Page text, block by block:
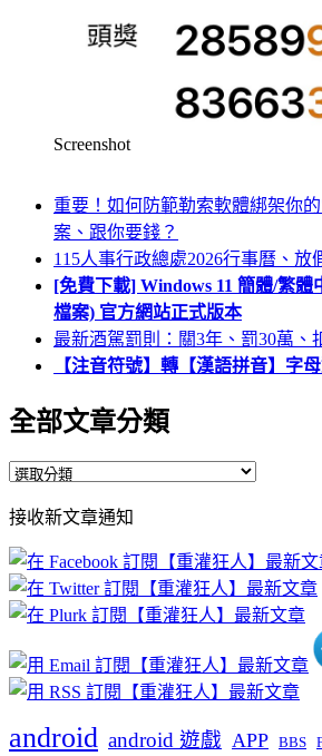
Screenshot
重要！如何防範勒索軟體綁架你
案、跟你要錢？
115人事行政總處2026行事曆、放
[免費下載] Windows 11 簡體/繁體
檔案) 官方網站正式版本
最新酒駕罰則：關3年、罰30萬、
【注音符號】轉【漢語拼音】字
全部文章分類
全
文
章
分
類
接收新文章通知
android android 遊戲 APP BBS